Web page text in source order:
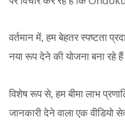
वर्तमान में, हम बेहतर स्पष्टता
नया रूप देने की योजना बना रहे
विशेष रूप से, हम बीमा लाभ
जानकारी देने वाला एक वीडियो